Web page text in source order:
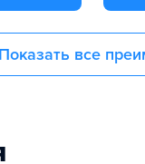
Показать все